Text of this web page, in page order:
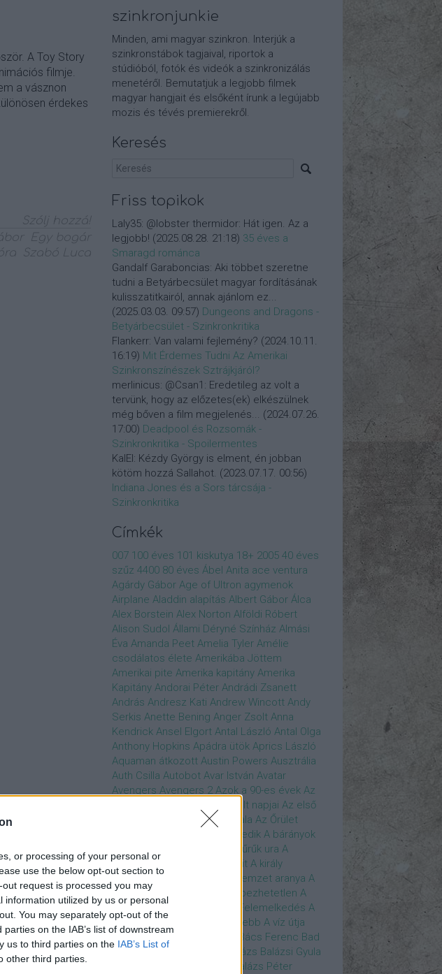
or processing of your personal or
use the below opt-out section to
request is processed you may
utilized by us or personal
You may separately opt-out of the
on the IAB’s list of downstream
us to third parties on the IAB’s List of
other third parties.
A Toy Story
filmje.
a vásznon
érdekes
Szólj hozzá!
Egy bogár
Szabó Luca
szinkronjunkie
Minden, ami magyar szinkron. Interjúk a
szinkronstábok tagjaival, riportok a
stúdióból, fotók és videók a szinkronizálás
menetéről. Bemutatjuk a legjobb filmek
magyar hangjait és elsőként írunk a legújabb
mozis és tévés premierekről.
Keresés
Friss topikok
Laly35: @lobster thermidor: Hát igen. Az a
legjobb! (2025.08.28. 21:18) 35 éves a
Smaragd románca
Gandalf Garaboncias: Aki többet szeretne
tudni a Betyárbecsület magyar fordításának
kulisszatitkairól, annak ajánlom ez...
(2025.03.03. 09:57) Dungeons and Dragons -
Betyárbecsület - Szinkronkritika
Flankerr: Van valami fejlemény? (2024.10.11.
16:19) Mit Érdemes Tudni Az Amerikai
Szinkronszínészek Sztrájkjáról?
merlinicus: @Csan1: Eredetileg az volt a
tervünk, hogy az előzetes(ek) elkészülnek
még bőven a film megjelenés... (2024.07.26.
17:00) Deadpool és Rozsomák -
Szinkronkritika - Spoilermentes
KalEl: Kézdy György is elment, én jobban
kötöm hozzá Sallahot. (2023.07.17. 00:56)
Indiana Jones és a Sors tárcsája -
Szinkronkritika
Címkék
007 100 éves 101 kiskutya 18+ 2005 40 éves
szűz 4400 80 éves Ábel Anita ace ventura
Agárdy Gábor Age of Ultron agymenok
Airplane Aladdin alapítás Albert Gábor Álca
Alex Borstein Alex Norton Alföldi Róbert
Alison Sudol Állami Déryné Színház Almási
Éva Amanda Peet Amelia Tyler Amélie
csodálatos élete Amerikába Jöttem
Amerikai pite Amerika kapitány Amerika
Kapitány Andorai Péter Andrádi Zsanett
András Andresz Kati Andrew Wincott Andy
Serkis Anette Bening Anger Zsolt Anna
Kendrick Ansel Elgort Antal László Antal Olga
Anthony Hopkins Apádra ütök Aprics László
Aquaman átkozott Austin Powers Ausztrália
Auth Csilla Autobot Avar István Avatar
Avengers Avengers 2 Azok a 90-es évek Az
Az eljövendő múlt napjai Az első
Az igazság hajnala Az Őrület
Az Utolsó Jedik A bárányok
A gyűrűk ura A
Hangya és a Darázs
A hobbit A király
beszéde A kis hableány A nemzet aranya A
Notre Dame i toronyőr
A sebezhetetlen A
sötét lovag A sötét lovag - Felemelkedés A
szomszéd nője mindig zöldebb A víz útja
Baby Driver Bácskai János Bács Ferenc Bad
Boys Bajos csajok Balázs Balázsi Gyula
Balázs Péter